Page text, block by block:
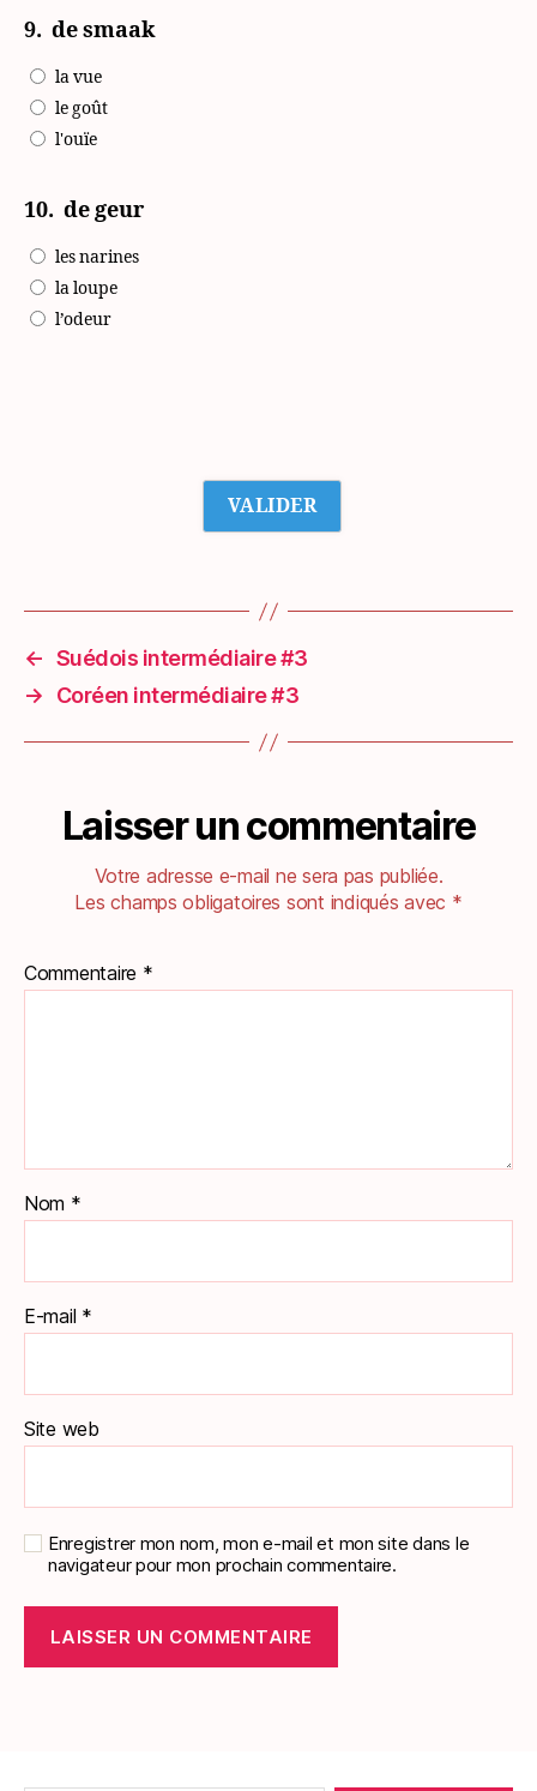
9. de smaak
la vue
le goût
l'ouïe
10. de geur
les narines
la loupe
l’odeur
← Suédois intermédiaire #3
→
Coréen intermédiaire #3
Laisser un commentaire
Votre adresse e-mail ne sera pas publiée.
Les champs obligatoires sont indiqués avec *
Commentaire *
Nom *
E-mail *
Site web
Enregistrer mon nom, mon e-mail et mon site dans le
navigateur pour mon prochain commentaire.